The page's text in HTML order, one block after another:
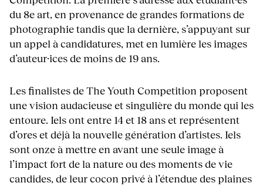
du 8e art, en provenance de grandes formations de
photographie tandis que la dernière, s’appuyant sur
un appel à candidatures, met en lumière les images
d’auteur·ices de moins de 19 ans.
Les finalistes de The Youth Competition proposent
une vision audacieuse et singulière du monde qui les
entoure. Iels ont entre 14 et 18 ans et représentent
d’ores et déjà la nouvelle génération d’artistes. Iels
sont onze à mettre en avant une seule image à
l’impact fort de la nature ou des moments de vie
candides, de leur cocon privé à l’étendue des plaines